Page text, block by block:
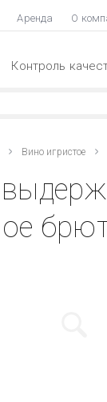
Аренда О
Контроль
Вино игристое